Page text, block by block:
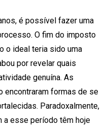
é possível fazer uma
O fim do imposto
o ideal teria sido uma
por revelar quais
genuína. As
encontraram formas de se
Paradoxalmente,
a esse período têm hoje